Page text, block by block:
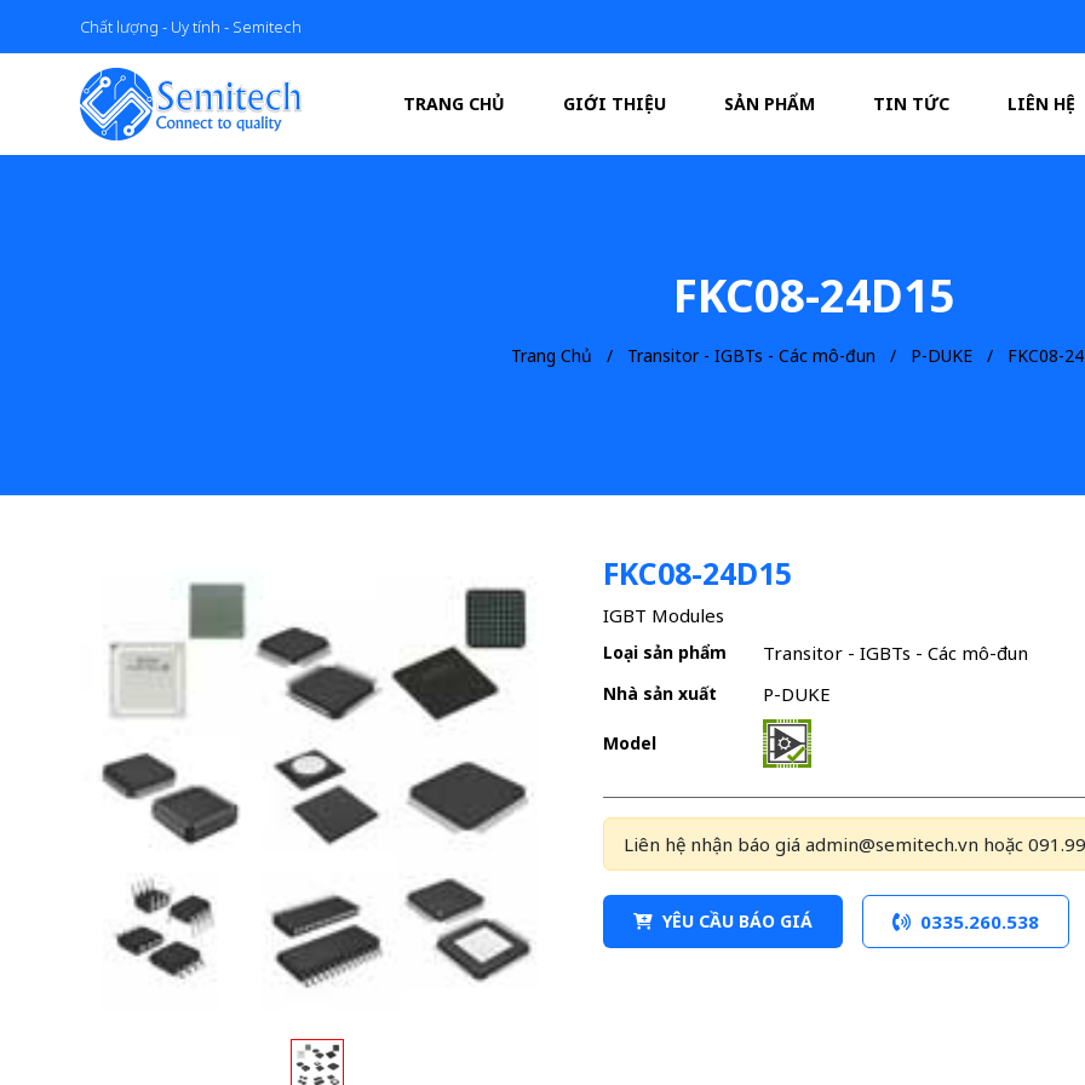
Chất lượng - Uy tính - Semitech
TRANG CHỦ GIỚI THIỆU SẢN PHẨM TIN TỨC LIÊN HỆ
FKC08-24D15
Trang Chủ Transitor - IGBTs - Các mô-đun P-DUKE FKC08-
FKC08-24D15
IGBT Modules
Loại sản phẩm Transitor - IGBTs - Các mô-đun
Nhà sản xuất P-DUKE
Model
Liên hệ nhận báo giá admin@semitech.vn hoặc
YÊU CẦU BÁO GIÁ 0335.260.538